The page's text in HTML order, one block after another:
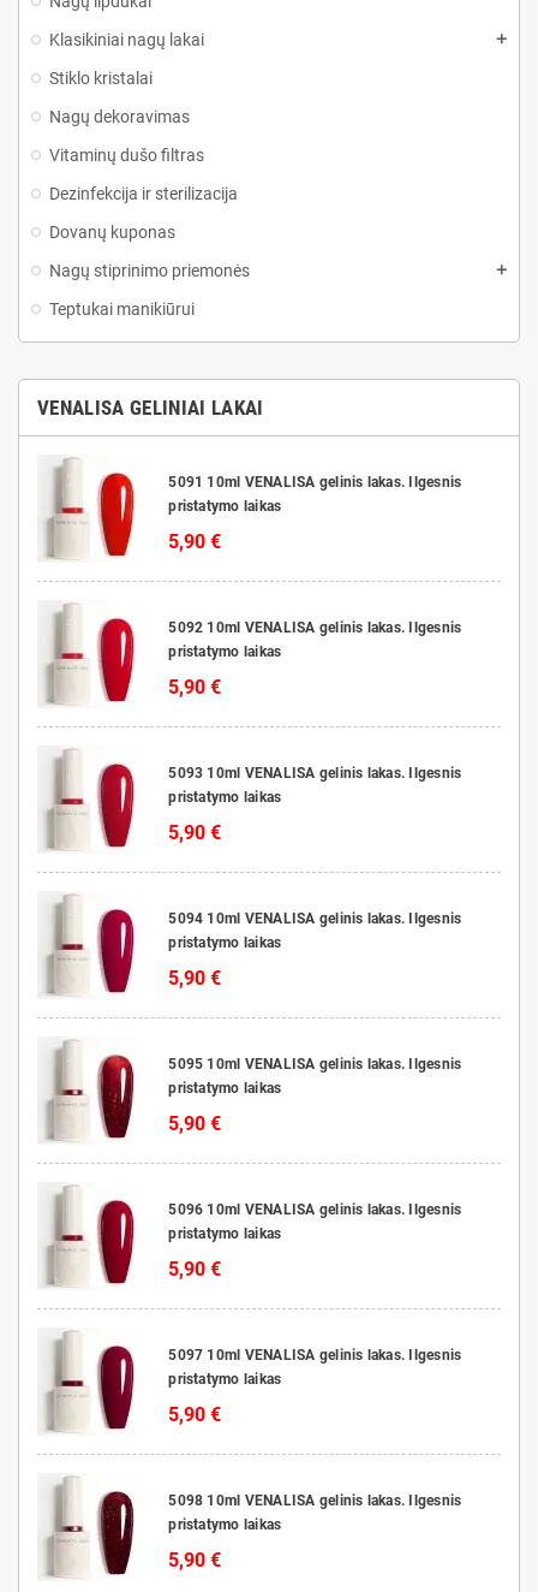
Klasikiniai nagų lakai
Stiklo kristalai
Nagų dekoravimas
Vitaminų dušo filtras
Dezinfekcija ir sterilizacija
Dovanų kuponas
Nagų stiprinimo priemonės
Teptukai manikiūrui
VENALISA GELINIAI LAKAI
5091 10ml VENALISA gelinis lakas. Ilgesnis
pristatymo laikas
5,90 €
5092 10ml VENALISA gelinis lakas. Ilgesnis
pristatymo laikas
5,90 €
5093 10ml VENALISA gelinis lakas. Ilgesnis
pristatymo laikas
5,90 €
5094 10ml VENALISA gelinis lakas. Ilgesnis
pristatymo laikas
5,90 €
5095 10ml VENALISA gelinis lakas. Ilgesnis
pristatymo laikas
5,90 €
5096 10ml VENALISA gelinis lakas. Ilgesnis
pristatymo laikas
5,90 €
5097 10ml VENALISA gelinis lakas. Ilgesnis
pristatymo laikas
5,90 €
5098 10ml VENALISA gelinis lakas. Ilgesnis
pristatymo laikas
5,90 €